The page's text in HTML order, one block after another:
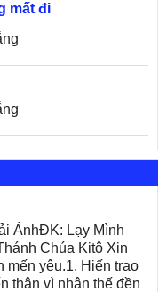
mất đi
ÁnhĐK: Lạy Mình
Chúa Kitô Xin
mến yêu.1. Hiến trao
thân vì nhân thế đền